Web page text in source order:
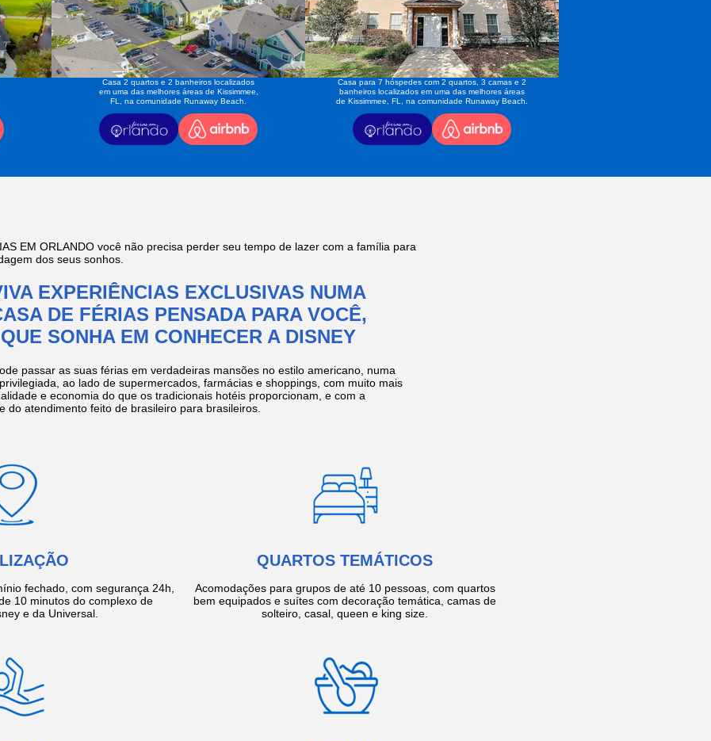
Casa 2 quartos e 2 banheiros localizados
em uma das melhores áreas de Kissimmee,
FL, na comunidade Runaway Beach.
Casa para 7 hóspedes com 2 quartos, 3 camas e 2
banheiros localizados em uma das melhores áreas
de Kissimmee, FL, na comunidade Runaway Beach.
EM ORLANDO você não precisa perder seu tempo de lazer com a família para
dos seus sonhos.
EXPERIÊNCIAS EXCLUSIVAS NUMA
DE FÉRIAS PENSADA PARA VOCÊ,
QUE SONHA EM CONHECER A DISNEY
passar as suas férias em verdadeiras mansões no estilo americano, numa
ao lado de supermercados, farmácias e shoppings, com muito mais
e economia do que os tradicionais hotéis proporcionam, e com a
do atendimento feito de brasileiro para brasileiros.
fechado, com segurança 24h,
10 minutos do complexo de
e da Universal.
QUARTOS TEMÁTICOS
Acomodações para grupos de até 10 pessoas, com quartos
bem equipados e suítes com decoração temática, camas de
solteiro, casal, queen e king size.